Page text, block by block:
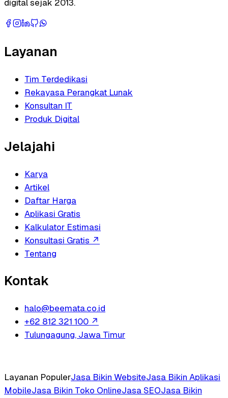
digital sejak 2013.
Layanan
Tim Terdedikasi
Rekayasa Perangkat Lunak
Konsultan IT
Produk Digital
Jelajahi
Karya
Artikel
Daftar Harga
Aplikasi Gratis
Kalkulator Estimasi
Konsultasi Gratis ↗
Tentang
Kontak
halo@beemata.co.id
+62 812 321 100 ↗
Tulungagung, Jawa Timur
Layanan PopulerJasa Bikin WebsiteJasa Bikin Aplikasi
MobileJasa Bikin Toko OnlineJasa SEOJasa Bikin